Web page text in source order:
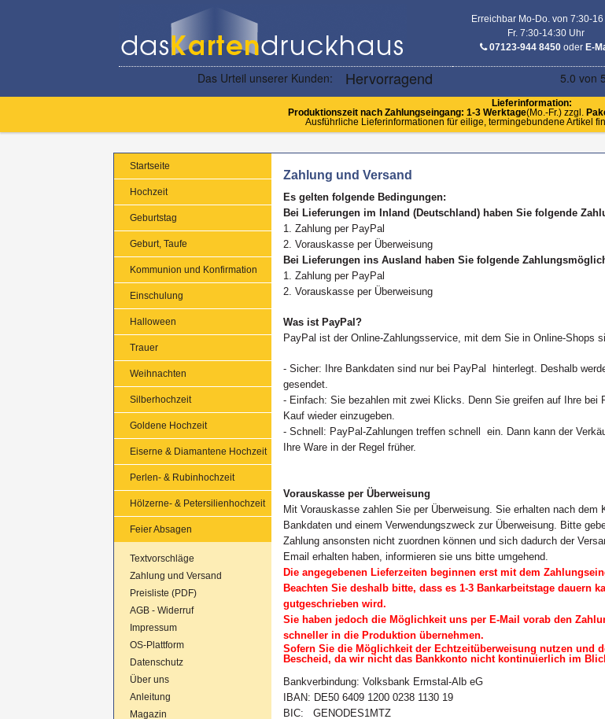
Erreichbar Mo-Do. von 7:30-
Fr. 7:30-14:30 Uhr
07123-944 8450oder E-
Lieferinformation:
Produktionszeit nach Zahlungseingang: 1-3 Werktage(Mo.-Fr.) zzgl.
Ausführliche Lieferinformationen für eilige, termingebundene Artikel
Startseite
Hochzeit
Geburtstag
Geburt, Taufe
Kommunion und Konfirmation
Einschulung
Halloween
Trauer
Weihnachten
Silberhochzeit
Goldene Hochzeit
Eiserne & Diamantene Hochzeit
Perlen- & Rubinhochzeit
Hölzerne- & Petersilienhochzeit
Feier Absagen
Textvorschläge
Zahlung und Versand
Preisliste (PDF)
AGB - Widerruf
Impressum
OS-Plattform
Datenschutz
Über uns
Anleitung
Magazin
Zahlung und Versand
Es gelten folgende Bedingungen:
Bei Lieferungen im Inland (Deutschland) haben Sie folgende
1. Zahlung per PayPal
2. Vorauskasse per Überweisung
Bei Lieferungen ins Ausland haben Sie folgende
1. Zahlung per PayPal
2. Vorauskasse per Überweisung
Was ist PayPal?
PayPal ist der Online-Zahlungsservice, mit dem Sie in Online-Shops
- Sicher: Ihre Bankdaten sind nur bei PayPal hinterlegt. Deshalb
gesendet.
- Einfach: Sie bezahlen mit zwei Klicks. Denn Sie greifen auf Ihre
Kauf wieder einzugeben.
- Schnell: PayPal-Zahlungen treffen schnell ein. Dann kann der
Ihre Ware in der Regel früher.
Vorauskasse per Überweisung
Mit Vorauskasse zahlen Sie per Überweisung. Sie erhalten nach
Bankdaten und einem Verwendungszweck zur Überweisung. Bitte
Zahlung ansonsten nicht zuordnen können und sich dadurch der
Email erhalten haben, informieren sie uns bitte umgehend.
Die angegebenen Lieferzeiten beginnen erst mit dem
Beachten Sie deshalb bitte, dass es 1-3 Bankarbeitstage dauern
gutgeschrieben wird.
Sie haben jedoch die Möglichkeit uns per E-Mail vorab den
schneller in die Produktion übernehmen.
Sofern Sie die Möglichkeit der Echtzeitüberweisung nutzen und
Bescheid, da wir nicht das Bankkonto nicht kontinuierlich im
Bankverbindung: Volksbank Ermstal-Alb eG
IBAN: DE50 6409 1200 0238 1130 19
BIC: GENODES1MTZ